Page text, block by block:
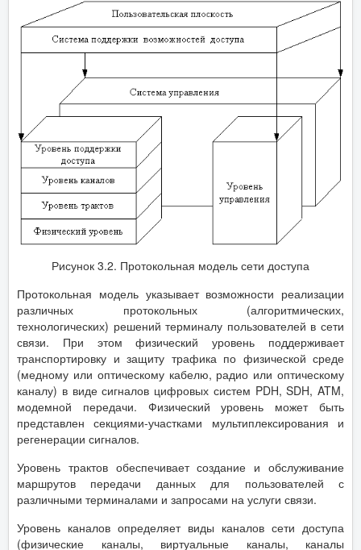
Рисунок 3.2. Протокольная модель сети доступа
Протокольная модель указывает возможности реализации
различных протокольных (алгоритмических,
технологических) решений терминалу пользователей в сети
связи. При этом физический уровень поддерживает
транспортировку и защиту трафика по физической среде
(медному или оптическому кабелю, радио или оптическому
каналу) в виде сигналов цифровых систем PDH, SDH, ATM,
модемной передачи. Физический уровень может быть
представлен секциями-участками мультиплексирования и
регенерации сигналов.
Уровень трактов обеспечивает создание и обслуживание
маршрутов передачи данных для пользователей с
различными терминалами и запросами на услуги связи.
Уровень каналов определяет виды каналов сети доступа
(физические каналы, виртуальные каналы, каналы